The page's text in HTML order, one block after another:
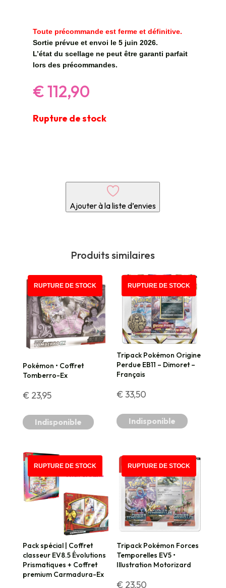
Toute précommande est ferme et définitive.
Sortie prévue et envoi le 5 juin 2026.
L’état du scellage ne peut être garanti parfait
lors des précommandes.
€112,90
Rupture de stock
Ajouter à la liste d’envies
Produits similaires
RUPTURE DE STOCK
Pokémon • Coffret
Tomberro-Ex
€ 23,95
Indisponible
RUPTURE DE STOCK
Tripack Pokémon Origine
Perdue EB11 – Dimoret –
Français
€ 33,50
Indisponible
PROMO !
RUPTURE DE STOCK
Pack spécial | Coffret
classeur EV8.5 Évolutions
Prismatiques + Coffret
premium Carmadura-Ex
RUPTURE DE STOCK
Tripack Pokémon Forces
Temporelles EV5 •
Illustration Motorizard
€ 23,50